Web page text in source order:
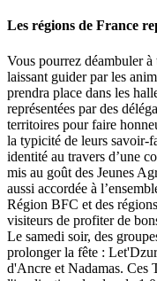
Les régions de France
Vous pourrez déambuler
laissant guider par les
prendra place dans les
représentées par des
territoires pour faire
la typicité de leurs savoir-
identité au travers d’une
mis au goût des Jeunes
aussi accordée à
Région BFC et des
visiteurs de profiter de
Le samedi soir, des
prolonger la fête :
d'Ancre et Nadamas. Ces